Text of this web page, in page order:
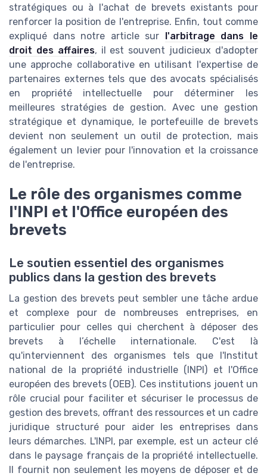
stratégiques ou à l'achat de brevets existants pour
renforcer la position de l'entreprise. Enfin, tout comme
expliqué dans notre article sur l'arbitrage dans le
droit des affaires, il est souvent judicieux d'adopter
une approche collaborative en utilisant l'expertise de
partenaires externes tels que des avocats spécialisés
en propriété intellectuelle pour déterminer les
meilleures stratégies de gestion. Avec une gestion
stratégique et dynamique, le portefeuille de brevets
devient non seulement un outil de protection, mais
également un levier pour l'innovation et la croissance
de l'entreprise.
Le rôle des organismes comme
l'INPI et l'Office européen des
brevets
Le soutien essentiel des organismes
publics dans la gestion des brevets
La gestion des brevets peut sembler une tâche ardue
et complexe pour de nombreuses entreprises, en
particulier pour celles qui cherchent à déposer des
brevets à l’échelle internationale. C'est là
qu'interviennent des organismes tels que l'Institut
national de la propriété industrielle (INPI) et l'Office
européen des brevets (OEB). Ces institutions jouent un
rôle crucial pour faciliter et sécuriser le processus de
gestion des brevets, offrant des ressources et un cadre
juridique structuré pour aider les entreprises dans
leurs démarches. L'INPI, par exemple, est un acteur clé
dans le paysage français de la propriété intellectuelle.
Il fournit non seulement les moyens de déposer et de